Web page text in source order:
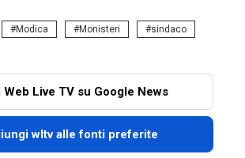
Modica Monisteri sindaco
Web Live TV su Google News
wltv alle fonti preferite